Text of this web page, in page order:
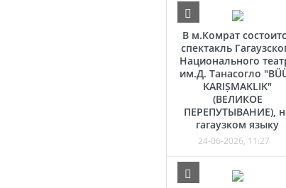
В м.Комрат
спектакль
Национального
им.Д. Танасогло
KARIȘMAKLIK"
(ВЕЛИКОЕ
ПЕРЕПУТЫВАНИЕ),
гагаузком языку
24-06-2026, 11:27